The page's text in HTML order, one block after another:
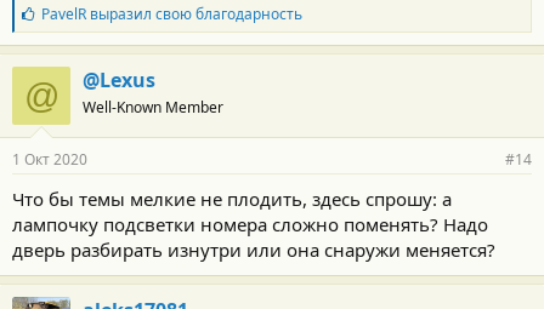
Б
л
а
г
о
д
а
н
с
т
и
PavelRвыразил свою благодарность
@ @Lexus
Well-Known Member
1 Окт 2020 #14
Что бы темы мелкие не плодить, здесь спрошу: а
лампочку подсветки номера сложно поменять? Надо
дверь разбирать изнутри или она снаружи меняется?